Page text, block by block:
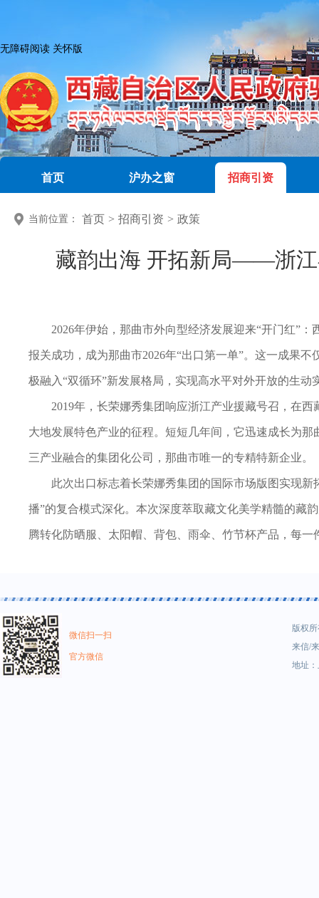
无障碍阅读 关怀版
首页 沪办之窗 招商引资
当前位置： 首页 > 招商引资 > 政策
藏韵出海 开拓新局——浙江
2026年伊始，那曲市外向型经济发展迎来“开门红”
报关成功，成为那曲市2026年“出口第一单”。这一成果
极融入“双循环”新发展格局，实现高水平对外开放的生动
2019年，长荣娜秀集团响应浙江产业援藏号召，在
大地发展特色产业的征程。短短几年间，它迅速成长为
三产业融合的集团化公司，那曲市唯一的专精特新企业。
此次出口标志着长荣娜秀集团的国际市场版图实现
播”的复合模式深化。本次深度萃取藏文化美学精髓的藏
腾转化防晒服、太阳帽、背包、雨伞、竹节杯产品，每
微信扫一扫
官方微信
版权
来信/
地址